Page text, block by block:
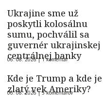
Ukrajine sme už
poskytli kolosálnu
sumu, pochválil sa
guvernér ukrajinskej
centrálnej banky
06. 08. 2026 |1 komentár
Kde je Trump a kde je
zlatý vek Ameriky?
06. 08. 2026 |5 komentárov